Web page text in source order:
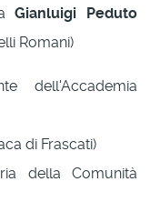
Gianluigi Peduto
Romani)
dell'Accademia
di Frascati)
della Comunità